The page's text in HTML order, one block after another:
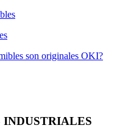
son originales OKI?